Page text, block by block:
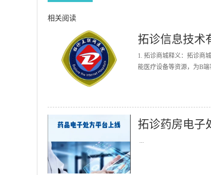
相关阅读
拓诊信息技术
1. 拓诊商城释义：拓诊商
能医疗设备等资源，为B
拓诊药房电子
...